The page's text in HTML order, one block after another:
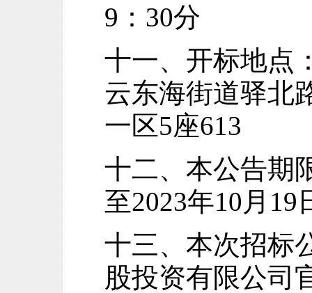
9：30分
十一、开标地点
云东海街道驿北
一区5座613
十二、本公告期
至2023年10月19
十三、本次招标
股投资有限公司